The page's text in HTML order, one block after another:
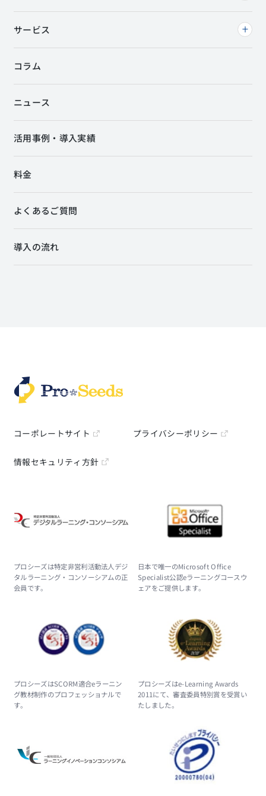
コラム
ニュース
活用事例・導入実績
料金
よくあるご質問
導入の流れ
サービス
コーポレートサイト プライバシーポリシー
情報セキュリティ方針
プロシーズは特定非営利活動法人デジ
タルラーニング・コンソーシアムの正
会員です。
日本で唯一のMicrosoft Office
Specialist公認eラーニングコースウ
ェアをご提供します。
プロシーズはSCORM適合eラーニン
グ教材制作のプロフェッショナルで
す。
プロシーズはe-Learning Awards
2011にて、審査委員特別賞を受賞い
たしました。